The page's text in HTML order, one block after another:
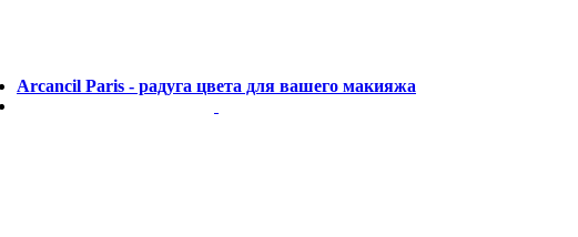
Arcancil Paris - радуга цвета для вашего макияжа